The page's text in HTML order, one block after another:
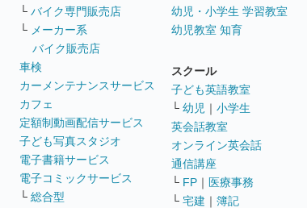
└ バイク専門販売店
└ メーカー系
バイク販売店
車検
カーメンテナンスサービス
カフェ
定額制動画配信サービス
子ども写真スタジオ
電子書籍サービス
電子コミックサービス
└ 総合型
幼児・小学生 学習教室
幼児教室 知育
スクール
子ども英語教室
└ 幼児 ｜ 小学生
英会話教室
オンライン英会話
通信講座
└ FP ｜ 医療事務
└ 宅建 ｜ 簿記